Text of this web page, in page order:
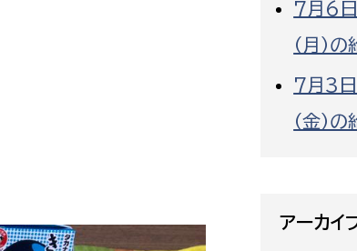
7月6日
（月）
7月3日
（金）
アーカイ